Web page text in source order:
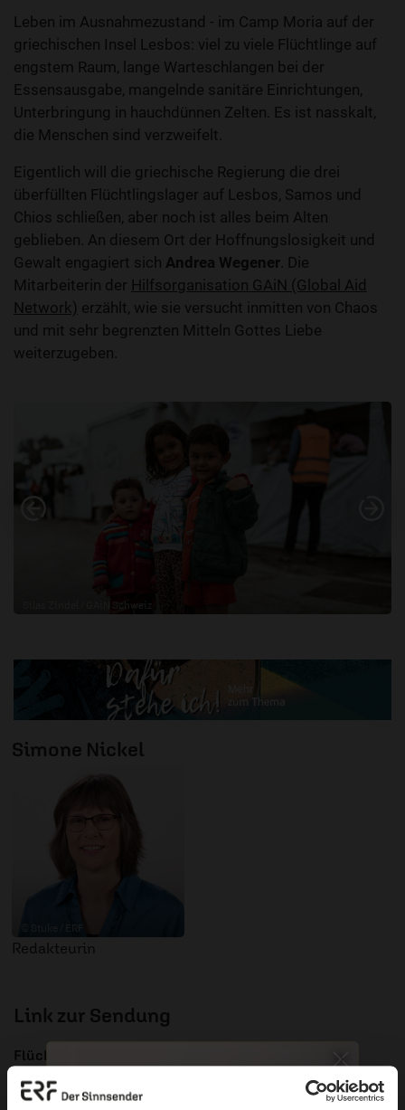
Leben im Ausnahmezustand - im Camp Moria auf der
griechischen Insel Lesbos: viel zu viele Flüchtlinge auf
engstem Raum, lange Warteschlangen bei der
Essensausgabe, mangelnde sanitäre Einrichtungen,
Unterbringung in hauchdünnen Zelten. Es ist nasskalt,
die Menschen sind verzweifelt.
Eigentlich will die griechische Regierung die drei
überfüllten Flüchtlingslager auf Lesbos, Samos und
Chios schließen, aber noch ist alles beim Alten
geblieben. An diesem Ort der Hoffnungslosigkeit und
Gewalt engagiert sich Andrea Wegener . Die
Mitarbeiterin der Hilfsorganisation GAiN (Global Aid
Network) erzählt, wie sie versucht inmitten von Chaos
und mit sehr begrenzten Mitteln Gottes Liebe
weiterzugeben.
Vorheriges
Simone Nickel
Redakteurin
Link zur Sendung
Flüchtlingshilfe von GAIN auf Lesbos
ERF Antenne online lesen